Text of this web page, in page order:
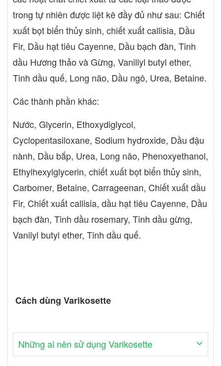
trong tự nhiên được liệt kê đầy đủ như sau: Chiết
xuất bọt biển thủy sinh, chiết xuất callisia, Dầu
Fir, Dầu hạt tiêu Cayenne, Dầu bạch đàn, Tinh
dầu Hương thảo và Gừng, Vanillyl butyl ether,
Tinh dầu quế, Long não, Dầu ngô, Urea, Betaine.
Các thành phần khác:
Nước, Glycerin, Ethoxydiglycol,
Cyclopentasiloxane, Sodium hydroxide, Dầu đậu
nành, Dầu bắp, Urea, Long não, Phenoxyethanol,
Ethylhexylglycerin, chiết xuất bọt biển thủy sinh,
Carbomer, Betaine, Carrageenan, Chiết xuất dầu
Fir, Chiết xuất callisia, dầu hạt tiêu Cayenne, Dầu
bạch đàn, Tinh dầu rosemary, Tinh dầu gừng,
Vanilyl butyl ether, Tinh dầu quế.
Cách dùng Varikosette
Những ai nên sử dụng Varikosette